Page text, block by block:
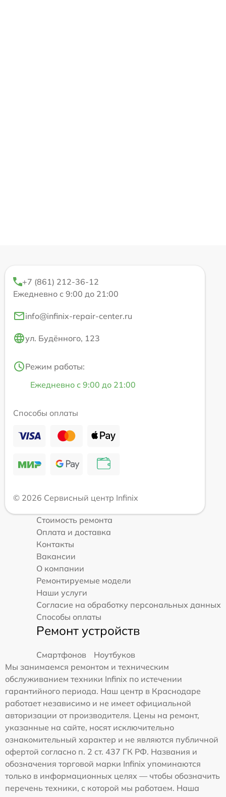
+7 (861) 212-36-12
Ежедневно с 9:00 до 21:00
info@infinix-repair-center.ru
ул. Будённого, 123
Режим работы:
Ежедневно с 9:00 до 21:00
Способы оплаты
© 2026 Сервисный центр Infinix
Стоимость ремонта
Оплата и доставка
Контакты
Вакансии
О компании
Ремонтируемые модели
Наши услуги
Согласие на обработку персональных данных
Способы оплаты
Ремонт устройств
Смартфонов
Ноутбуков
Мы занимаемся ремонтом и техническим
обслуживанием техники Infinix по истечении
гарантийного периода. Наш центр в Краснодаре
работает независимо и не имеет официальной
авторизации от производителя. Цены на ремонт,
указанные на сайте, носят исключительно
ознакомительный характер и не являются публичной
офертой согласно п. 2 ст. 437 ГК РФ. Названия и
обозначения торговой марки Infinix упоминаются
только в информационных целях — чтобы обозначить
перечень техники, с которой мы работаем. Наша